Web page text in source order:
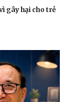
Gia đình
gây hại cho trẻ